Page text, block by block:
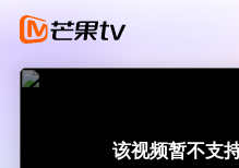
该视频暂不支